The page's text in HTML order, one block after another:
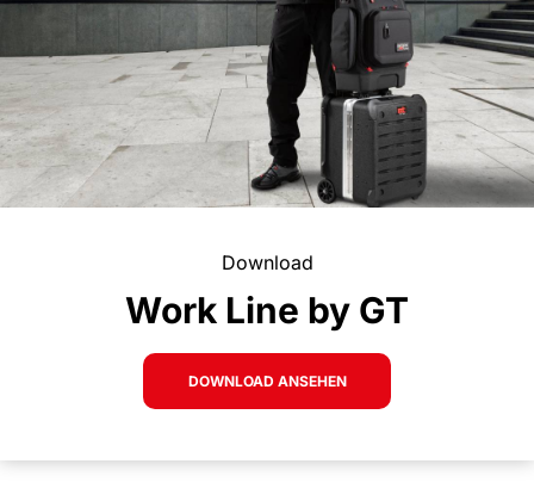
Download
Work Line by GT
DOWNLOAD ANSEHEN